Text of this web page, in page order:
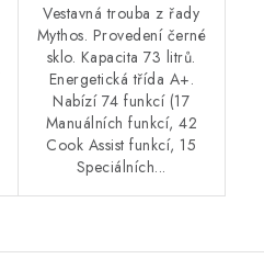
Vestavná trouba z řady
Mythos. Provedení černé
sklo. Kapacita 73 litrů.
Energetická třída A+.
Nabízí 74 funkcí (17
Manuálních funkcí, 42
Cook Assist funkcí, 15
Speciálních...